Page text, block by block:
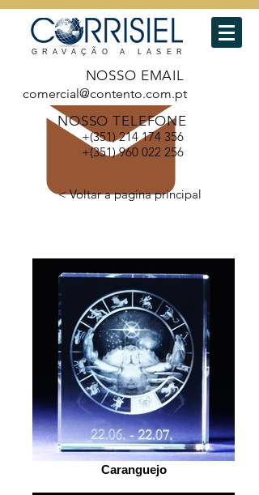
GRAVAÇÃO A LASER
NOSSO EMAIL
comercial@contento.com.pt
NOSSO TELEFONE
+(351)214 174 356
+(351)960 022 256
< Voltar a pagina principal
Caranguejo